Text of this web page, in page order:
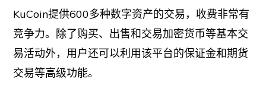
KuCoin提供600多种数字资产的交易，收费非常有
竞争力。除了购买、出售和交易加密货币等基本交
易活动外，用户还可以利用该平台的保证金和期货
交易等高级功能。